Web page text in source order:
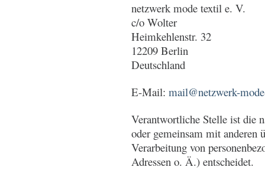
netzwerk mode textil e. V.
c/o Wolter
Heimkehlenstr. 32
12209 Berlin
Deutschland
E-Mail:mail@netzwerk-
Verantwortliche Stelle ist die
oder gemeinsam mit
Verarbeitung von
Adressen o. Ä.) entscheidet.